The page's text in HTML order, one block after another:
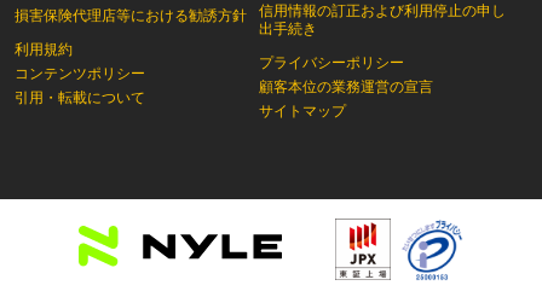
損害保険代理店等における勧誘方針
利用規約
コンテンツポリシー
引用・転載について
信用情報の訂正および利用停止の申し
出手続き
プライバシーポリシー
顧客本位の業務運営の宣言
サイトマップ